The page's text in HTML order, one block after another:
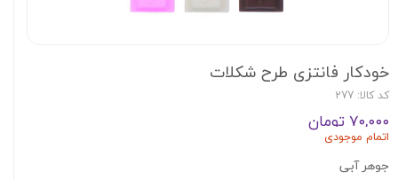
خودکار فانتزی طرح شکلات
کد کالا: 277
۷۰,۰۰۰ تومان
اتمام موجودی
جوهر آبی